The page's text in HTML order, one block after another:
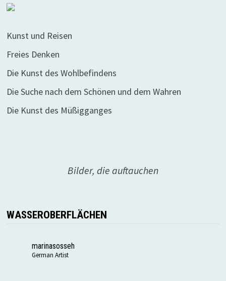
Kunst und Reisen
Freies Denken
Die Kunst des Wohlbefindens
Die Suche nach dem Schönen und dem Wahren
Die Kunst des Müßigganges
Bilder, die auftauchen
WASSEROBERFLÄCHEN
marinasosseh
German Artist